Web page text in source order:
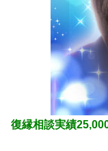
復縁相談実績